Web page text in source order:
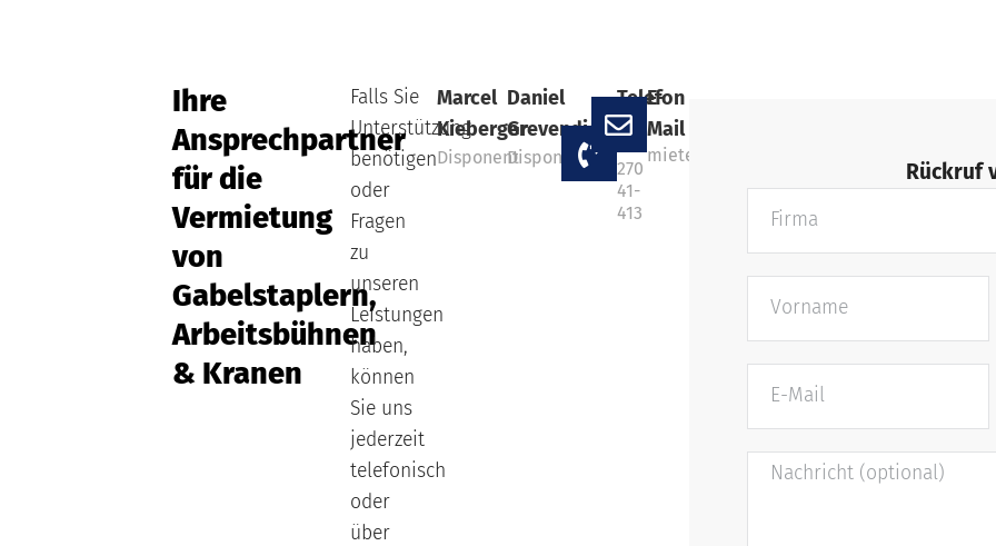
Ihre
Ansprechpartner
für die
Vermietung
von
Gabelstaplern,
Arbeitsbühnen
& Kranen
Falls Sie
Unterstützung
benötigen
oder
Fragen
zu
unseren
Leistungen
haben,
können
Sie uns
jederzeit
telefonisch
oder
über
Marcel
Kieberger
Disponent
Daniel
Grevendick
Disponent
Telefon
+49
270
41-
413
E-
Mail
miete@marcustransport.de
Rückruf